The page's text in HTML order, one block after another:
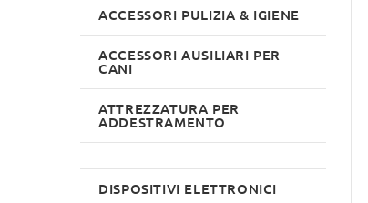
ACCESSORI PULIZIA & IGIENE
ACCESSORI AUSILIARI PER
CANI
ATTREZZATURA PER
ADDESTRAMENTO
DISPOSITIVI ELETTRONICI